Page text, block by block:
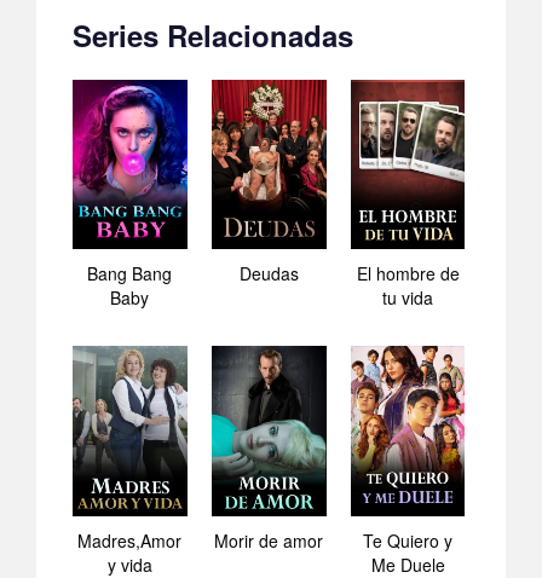
Series Relacionadas
Bang Bang
Baby
Deudas
El hombre de
tu vida
Madres,Amor
y vida
Morir de amor
Te Quiero y
Me Duele